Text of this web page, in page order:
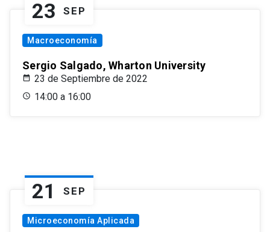
23 SEP
Macroeconomía
Sergio Salgado, Wharton University
23 de Septiembre de 2022
14:00 a 16:00
21 SEP
Microeconomía Aplicada